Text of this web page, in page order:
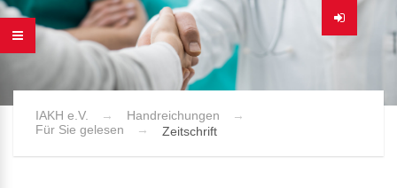
IAKH e.V.
Handreichungen
Für Sie gelesen
Zeitschrift